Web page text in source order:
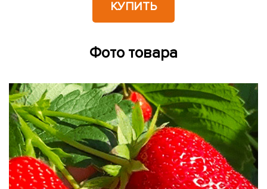
КУПИТЬ
Фото товара